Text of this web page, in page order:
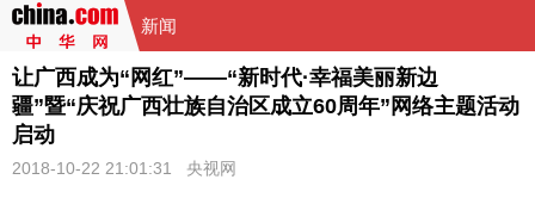
新闻
让广西成为“网红”——“新时代·幸福美丽新边
疆”暨“庆祝广西壮族自治区成立60周年”网络主题活动
启动
2018-10-22 21:01:31 央视网